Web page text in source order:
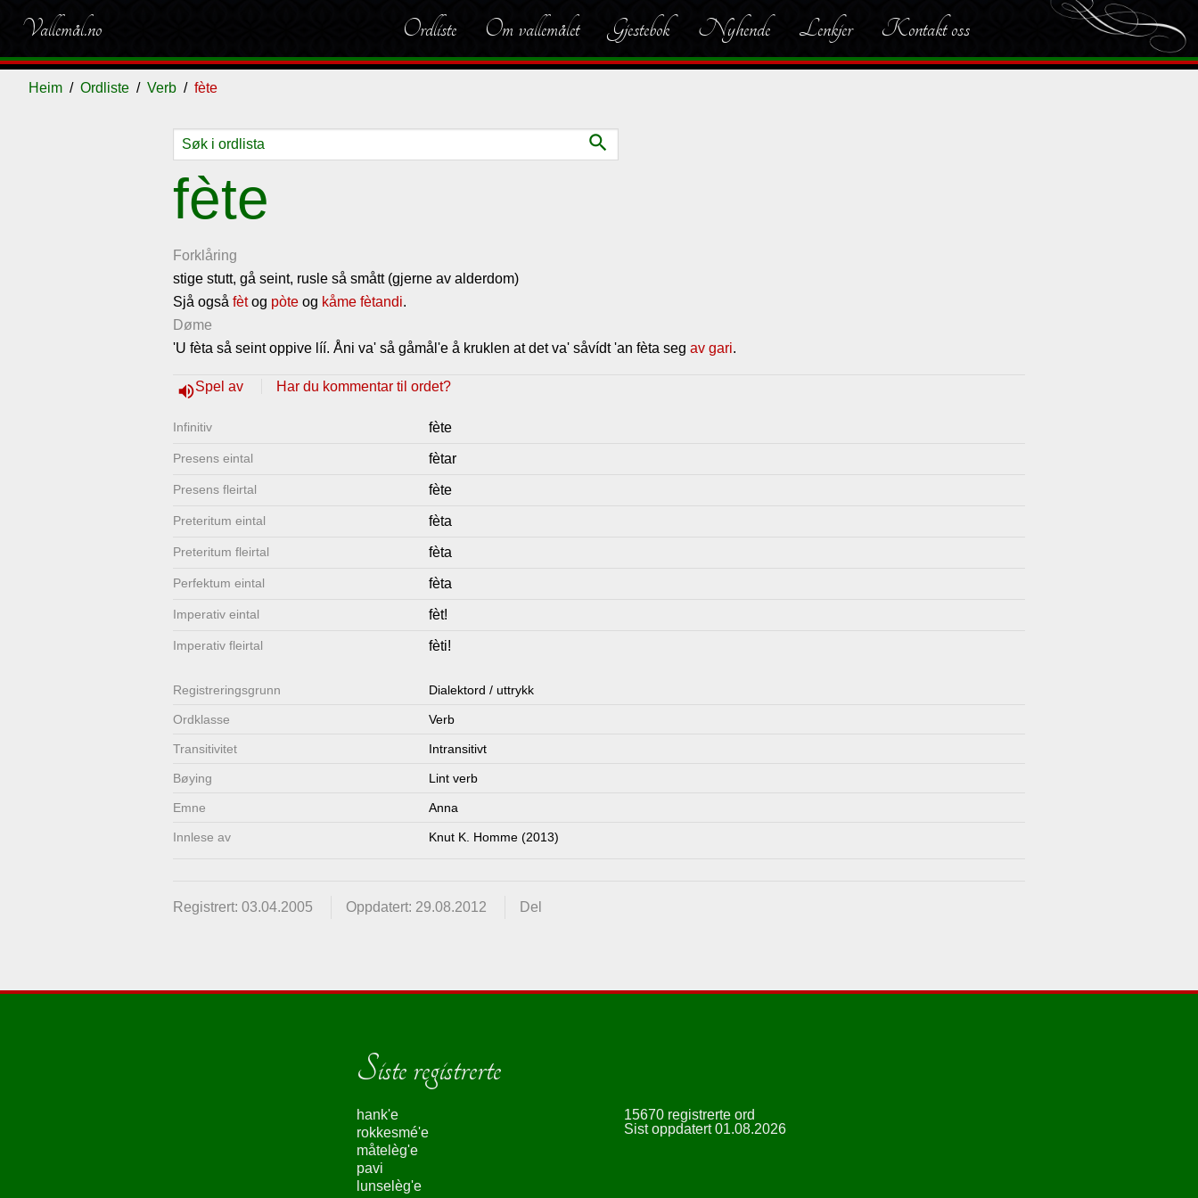
Vallemål.no Ordliste Om vallemålet Gjestebok Nyhende Lenkjer Kontakt oss
Heim Ordliste Verb fète
search
fète
Forklåring
stige stutt, gå seint, rusle så smått (gjerne av alderdom)
Sjå også fètog pòte og kåme fètandi.
Døme
'U fèta så seint oppive líí. Åni va' så gåmål'e å kruklen at det va' såvídt 'an fèta seg av gari.
volume_upSpel av Har du kommentar til ordet?
Infinitiv fète
Presens eintal fètar
Presens fleirtal fète
Preteritum eintal fèta
Preteritum fleirtal fèta
Perfektum eintal fèta
Imperativ eintal fèt!
Imperativ fleirtal fèti!
Registrerings­grunn Dialektord / uttrykk
Ordklasse Verb
Transitivitet Intransitivt
Bøying Lint verb
Emne Anna
Innlese av Knut K. Homme (2013)
Registrert: 03.04.2005 Oppdatert: 29.08.2012 Del
Siste registrerte
hank'e
rokkesmé'e
måtelèg'e
pavi
lunselèg'e
15670 registrerte ord
Sist oppdatert 01.08.2026